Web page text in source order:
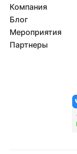
Компания
Блог
Мероприятия
Партнеры